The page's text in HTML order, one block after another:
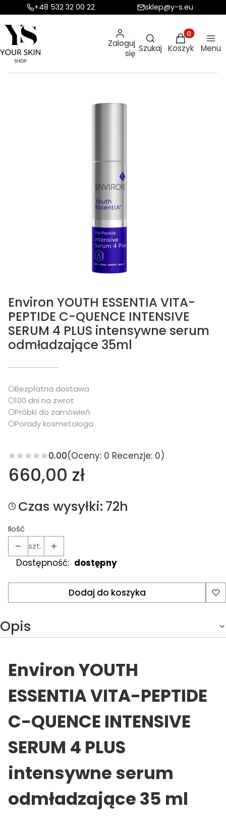
+48 532 32 00 22 sklep@y-s.eu
Zaloguj
się
Otwórz
Szukaj
Produkty w
Koszyk Menu
Environ YOUTH ESSENTIA VITA-
PEPTIDE C-QUENCE INTENSIVE
SERUM 4 PLUS intensywne serum
odmładzające 35ml
Bezpłatna dostawa
100 dni na zwrot
Próbki do zamówień
Porady kosmetologa
0.00(Oceny: 0 Recenzje: 0)
Cena
660,00 zł
Czas wysyłki:72h
Ilość
szt.
Dostępność: dostępny
Dodaj do koszyka
Opis
Environ YOUTH
ESSENTIA VITA-PEPTIDE
C-QUENCE INTENSIVE
SERUM 4 PLUS
intensywne serum
odmładzające 35 ml